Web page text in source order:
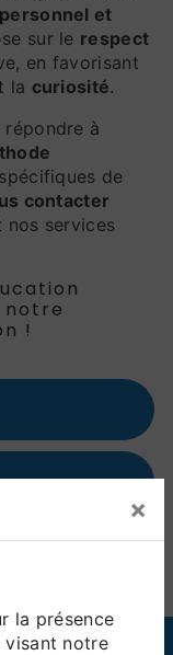
×
la présence
visant notre
et
sur le respect
en favorisant
la curiosité.
de
contacter
nos services
notre
!